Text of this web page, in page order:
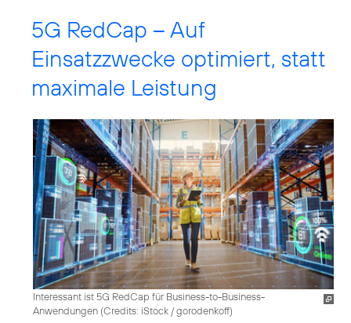
5G RedCap – Auf
Einsatzzwecke optimiert, statt
maximale Leistung
Interessant ist 5G RedCap für Business-to-Business-
Anwendungen (Credits: iStock / gorodenkoff)